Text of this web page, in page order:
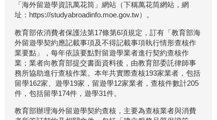
「海外留遊學資訊萬花筒」網站（下稱萬花筒網站，網
址：https://studyabroadinfo.moe.gov.tw）。
教育部依消費者保護法第17條第6項規定，訂有「教育部海
外留遊學契約應記載事項及不得記載事項執行情形查核作
業要點」，每年依該要點對留遊學業者進行契約查核作
業；業者向教育部提交書面資料後，由教育部委託律師事
務所協助進行查核作業。本年共實際查核193家業者，包括
留學162家、遊學19家，留遊學12家業者，查核件數計205
件，包括留學174件，遊學31件。
教育部辦理海外留遊學契約查核，主要為查核業者與消費